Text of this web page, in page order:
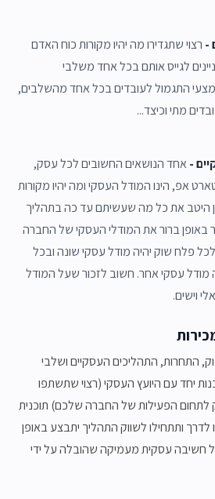
- רצוי שתגדירו מה יהיו מקורות כוח האדם
לגייס אותם בכל אחד משלבי
התגמול לעובדים בכל אחד מהשלבים,
מתי וכיצד...
- אחד הנושאים החשובים לכל עסק,
אפ, הינו המודל העסקי ומה יהיו מקורות
היטב את כל מה שעשיתם עד כה בתהליך
באופן ברור את המודלי העסקי של החברה
פלח שוק יהיה מודל עסקי שונה ובכל
מודל עסקי אחר. חשוב לזכור שעל המודל
וישים.
התחרות, התהליכים העסקיים ושלבי
יחד עם היועץ העסקי (רצוי שתשתפו
לתחום הפעילות של החברה שלכם) תוכנית
לדרך ותתחילו לשווק התהליך יתבצע באופן
חשיבה עסקית מעמיקה שהובלה על ידי